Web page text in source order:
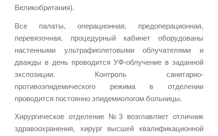
Великобритания).
Все палаты, операционная, предоперационная,
перевязочная, процедурный кабинет оборудованы
настенными ультрафиолетовыми облучателями и
дважды в день проводится УФ-облучение в заданной
экспозиции. Контроль санитарио-
противоэпидемического режима в отделении
проводится постоянно эпидемиологом больницы.
Хирургическое отделение №3 возглавляет отличник
здравоохранения, хирург высшей квалификационной